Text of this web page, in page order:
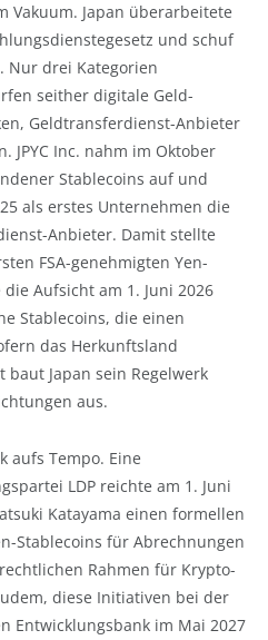
Vakuum. Japan überarbeitete
und schuf
Nur drei Kategorien
seither digitale Geld-
Geldtransferdienst-Anbieter
JPYC Inc. nahm im Oktober
Stablecoins auf und
als erstes Unternehmen die
Anbieter. Damit stellte
FSA-genehmigten Yen-
Aufsicht am 1. Juni 2026
Stablecoins, die einen
das Herkunftsland
Japan sein Regelwerk
aus.
aufs Tempo. Eine
LDP reichte am 1. Juni
Katayama einen formellen
Stablecoins für Abrechnungen
Rahmen für Krypto-
diese Initiativen bei der
Entwicklungsbank im Mai 2027